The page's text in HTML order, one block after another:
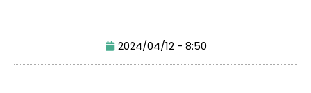
2024/04/12 - 8:50